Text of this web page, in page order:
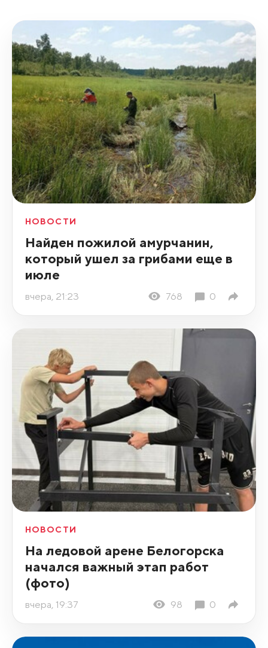
НОВОСТИ
Найден пожилой амурчанин,
который ушел за грибами еще в
июле
вчера, 21:23 768 0
НОВОСТИ
На ледовой арене Белогорска
начался важный этап работ
(фото)
вчера, 19:37 98 0